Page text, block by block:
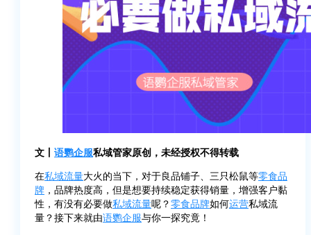
文丨 语鹦企服私域管家原创，未经授权不得转载
在私域流量大火的当下，对于良品铺子、三只松鼠等零食品
牌 ，品牌热度高，但是想要持续稳定获得销量，增强客户黏
性，有没有必要做私域流量呢？零食品牌如何运营私域流
量？接下来就由语鹦企服与你一探究竟！